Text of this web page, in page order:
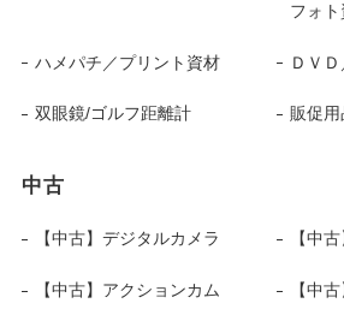
フォ
ハメパチ／プリント資材 ＤＶ
双眼鏡/ゴルフ距離計 販促用
中古
【中古】デジタルカメラ 【中
【中古】アクションカム 【中